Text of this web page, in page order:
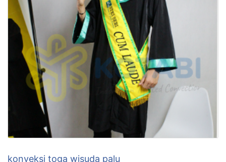
konveksi toga wisuda palu